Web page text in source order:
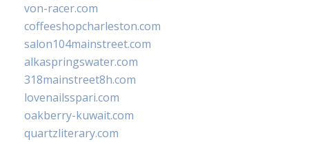
von-racer.com
coffeeshopcharleston.com
salon104mainstreet.com
alkaspringswater.com
318mainstreet8h.com
lovenailsspari.com
oakberry-kuwait.com
quartzliterary.com